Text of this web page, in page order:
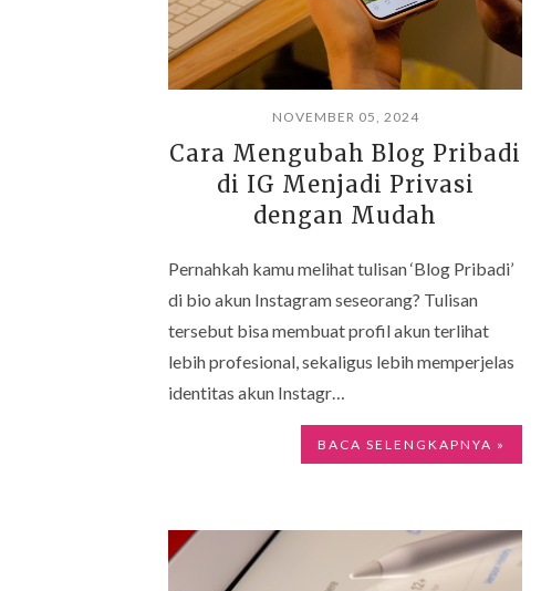
NOVEMBER 05, 2024
Cara Mengubah Blog Pribadi
di IG Menjadi Privasi
dengan Mudah
Pernahkah kamu melihat tulisan ‘Blog Pribadi’
di bio akun Instagram seseorang? Tulisan
tersebut bisa membuat profil akun terlihat
lebih profesional, sekaligus lebih memperjelas
identitas akun Instagr…
BACA SELENGKAPNYA »